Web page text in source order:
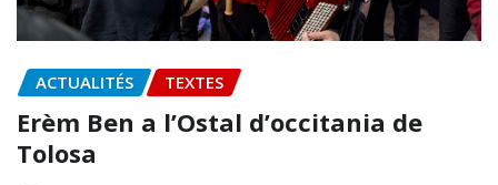
ACTUALITÉS TEXTES
Erèm Ben a l’Ostal d’occitania de
Tolosa